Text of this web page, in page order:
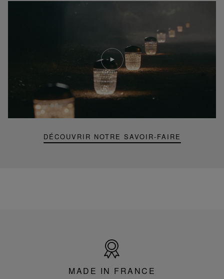
DÉCOUVRIR NOTRE SAVOIR-FAIRE
Lire
la
video
Youtube
video,
Folia
mini
lamp
France
MADE IN FRANCE